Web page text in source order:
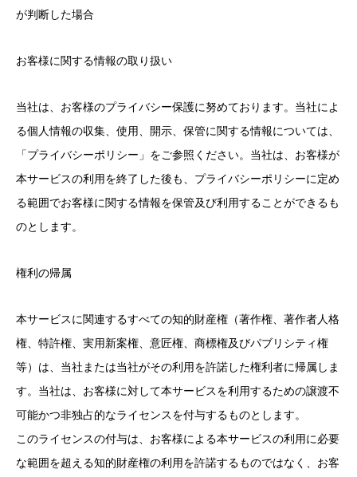
が判断した場合
お客様に関する情報の取り扱い
当社は、お客様のプライバシー保護に努めております。当社によ
る個人情報の収集、使用、開示、保管に関する情報については、
「プライバシーポリシー」をご参照ください。当社は、お客様が
本サービスの利用を終了した後も、プライバシーポリシーに定め
る範囲でお客様に関する情報を保管及び利用することができるも
のとします。
権利の帰属
本サービスに関連するすべての知的財産権（著作権、著作者人格
権、特許権、実用新案権、意匠権、商標権及びパブリシティ権
等）は、当社または当社がその利用を許諾した権利者に帰属しま
す。当社は、お客様に対して本サービスを利用するための譲渡不
可能かつ非独占的なライセンスを付与するものとします。
このライセンスの付与は、お客様による本サービスの利用に必要
な範囲を超える知的財産権の利用を許諾するものではなく、お客